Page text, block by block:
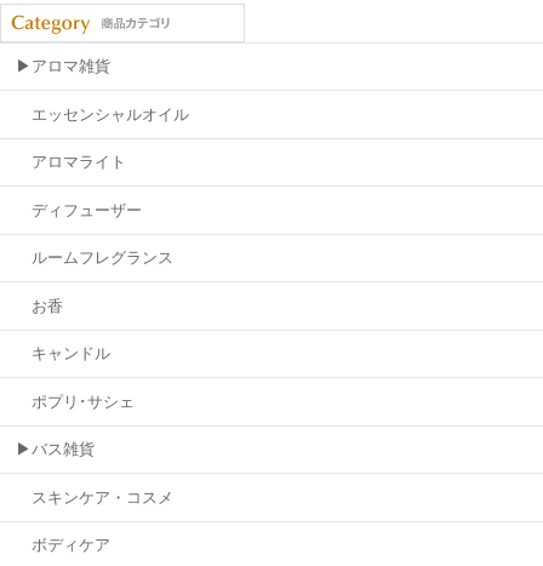
▶アロマ雑貨
エッセンシャルオイル
アロマライト
ディフューザー
ルームフレグランス
お香
キャンドル
ポプリ･サシェ
▶バス雑貨
スキンケア・コスメ
ボディケア